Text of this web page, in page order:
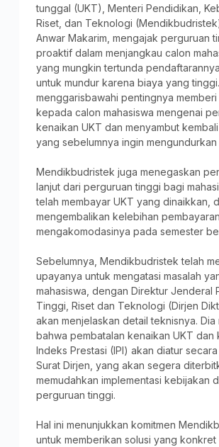
tunggal (UKT), Menteri Pendidikan,
Riset, dan Teknologi
Anwar Makarim, mengajak perguruan
proaktif dalam menjangkau calon
yang mungkin tertunda
untuk mundur karena biaya yang
menggarisbawahi pentingnya memberi
kepada calon mahasiswa mengenai
kenaikan UKT dan menyambut
yang sebelumnya ingin mengundurkan
Mendikbudristek juga menegaskan
lanjut dari perguruan tinggi bagi
telah membayar UKT yang dinaikkan,
mengembalikan kelebihan
mengakomodasinya pada semester
Sebelumnya, Mendikbudristek telah
upayanya untuk mengatasi masalah
mahasiswa, dengan Direktur Jenderal
Tinggi, Riset dan Teknologi (Dirjen
akan menjelaskan detail teknisnya. Dia
bahwa pembatalan kenaikan UKT dan
Indeks Prestasi (IPI) akan diatur
Surat Dirjen, yang akan segera
memudahkan implementasi kebijakan
perguruan tinggi.
Hal ini menunjukkan komitmen
untuk memberikan solusi yang konkret